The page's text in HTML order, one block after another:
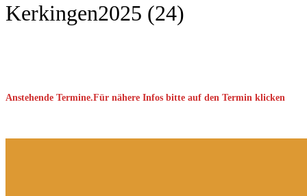
Kerkingen2025 (24)
Anstehende Termine.Für nähere Infos bitte auf den Termin klicken